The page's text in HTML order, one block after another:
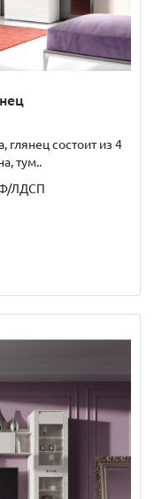
глянец состоит из 4
тум..
ЛДСП